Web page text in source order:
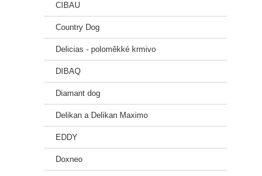
CIBAU
Country Dog
Delicias - poloměkké krmivo
DIBAQ
Diamant dog
Delikan a Delikan Maximo
EDDY
Doxneo